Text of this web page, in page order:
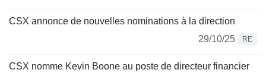
CSX annonce de nouvelles nominations à la direction
29/10/25
RE
CSX nomme Kevin Boone au poste de directeur financier